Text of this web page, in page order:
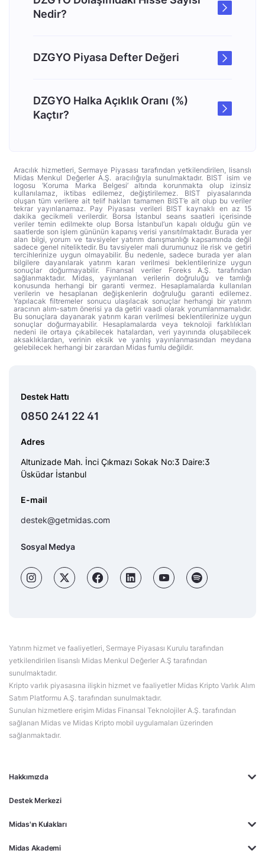
Nedir?
DZGYO Piyasa Defter Değeri
DZGYO Halka Açıklık Oranı (%)
Kaçtır?
Aracılık hizmetleri, Sermaye Piyasası tarafından yetkilendirilen, lisanslı
Midas Menkul Değerler A.Ş. aracılığıyla sunulmaktadır. BIST isim ve
logosu ‘Koruma Marka Belgesi’ altında korunmakta olup izinsiz
kullanılamaz, iktibas edilemez, değiştirilemez. BIST piyasalarında
oluşan tüm verilere ait telif hakları tamamen BIST’e ait olup bu veriler
tekrar yayınlanamaz. Pay Piyasası verileri BIST kaynaklı en az 15
dakika gecikmeli verilerdir. Borsa İstanbul seans saatleri içerisinde
veriler temin edilmekte olup Borsa İstanbul’un kapalı olduğu gün ve
saatlerde son işlem gününün kapanış verisi yansıtılmaktadır. Burada yer
alan bilgi, yorum ve tavsiyeler yatırım danışmanlığı kapsamında değil
sadece genel niteliktedir. Bu tavsiyeler mali durumunuz ile risk ve getiri
tercihlerinize uygun olmayabilir. Bu nedenle, sadece burada yer alan
bilgilere dayanılarak yatırım kararı verilmesi beklentilerinize uygun
sonuçlar doğurmayabilir. Finansal veriler Foreks A.Ş. tarafından
sağlanmaktadır. Midas, yayınlanan verilerin doğruluğu ve tamlığı
konusunda herhangi bir garanti vermez. Hesaplamalarda kullanılan
verilerin ve hesaplanan değişkenlerin doğruluğu garanti edilemez.
Yapılacak filtremeler sonucu ulaşılacak sonuçlar herhangi bir yatırım
aracının alım-satım önerisi ya da getiri vaadi olarak yorumlanmamalıdır.
Bu sonuçlara dayanarak yatırım kararı verilmesi beklentilerinize uygun
sonuçlar doğurmayabilir. Hesaplamalarda veya teknoloji farklılıkları
nedeni ile ortaya çıkabilecek hatalardan, veri yayınında oluşabilecek
aksaklıklardan, verinin eksik ve yanlış yayınlanmasından meydana
gelebilecek herhangi bir zarardan Midas fumlu değildir.
Hakkımızda
Destek Merkezi
Midas'ın Kulakları
Midas Akademi
Destek Hattı
0850 241 22 41
Adres
Altunizade Mah. İnci Çıkmazı Sokak No:3 Daire:3
Üsküdar İstanbul
E-mail
destek@getmidas.com
Sosyal Medya
Yatırım hizmet ve faaliyetleri, Sermaye Piyasası Kurulu tarafından
yetkilendirilen lisanslı Midas Menkul Değerler A.Ş tarafından
sunulmaktadır.
Kripto varlık piyasasına ilişkin hizmet ve faaliyetler Midas Kripto Varlık Alım
Satım Platformu A.Ş. tarafından sunulmaktadır.
Sunulan hizmetlere erişim Midas Finansal Teknolojiler A.Ş. tarafından
sağlanan Midas ve Midas Kripto mobil uygulamaları üzerinden
sağlanmaktadır.